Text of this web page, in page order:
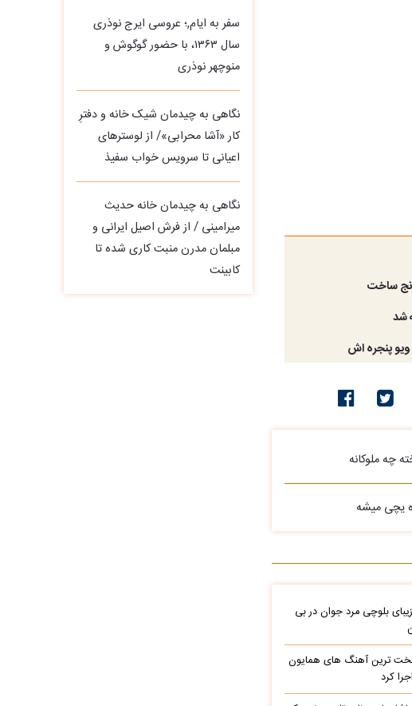
ساخت
شد
پنجره اش
چه ملوکانه
یچی میشه
بلوچی مرد جوان در بی
ترین آهنگ های همایون
کرد
سفر به ایام,؛ عروسی ایرج نوذری
سال ۱۳۶۳، با حضور گوگوش و
منوچهر نوذری
نگاهی به چیدمان شیک خانه و دفترِ
کار «آشا محرابی»/ از لوسترهای
اعیانی تا سرویس خواب سفیذ
نگاهی به چیدمان خانه حدیث
میرامینی / از فرش اصیل ایرانی و
مبلمان مدرن منبت‌ کاری‌ شده تا
کابینت